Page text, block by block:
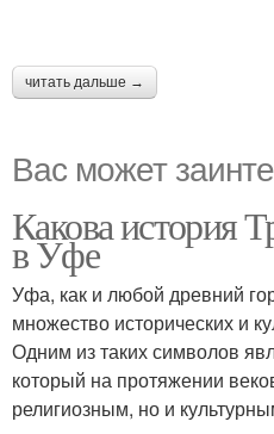
читать дальше →
Вас может
Какова история
в Уфе
Уфа, как и любой древний
множество исторических и
Одним из таких символов
который на протяжении
религиозным, но и